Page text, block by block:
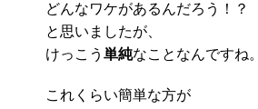
どんなワケがあるんだろう！？
と思いましたが、
けっこう 単純なことなんですね。
これくらい簡単な方が